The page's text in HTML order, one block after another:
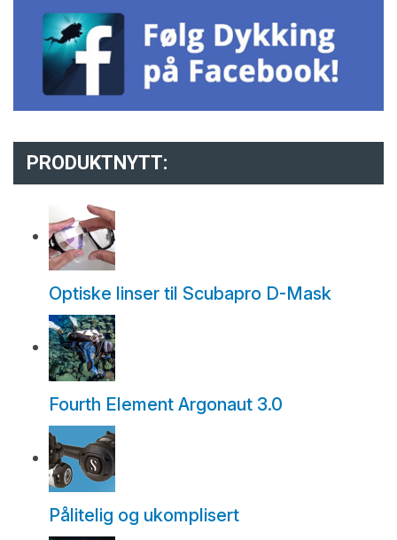
PRODUKTNYTT:
Optiske linser til Scubapro D-Mask
Fourth Element Argonaut 3.0
Pålitelig og ukomplisert